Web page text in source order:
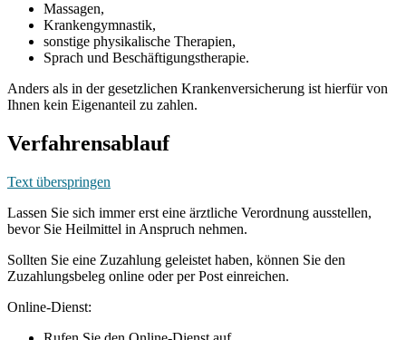
Massagen,
Krankengymnastik,
sonstige physikalische Therapien,
Sprach und Beschäftigungstherapie.
Anders als in der gesetzlichen Krankenversicherung ist hierfür von
Ihnen kein Eigenanteil zu zahlen.
Verfahrensablauf
Text überspringen
Lassen Sie sich immer erst eine ärztliche Verordnung ausstellen,
bevor Sie Heilmittel in Anspruch nehmen.
Sollten Sie eine Zuzahlung geleistet haben, können Sie den
Zuzahlungsbeleg online oder per Post einreichen.
Online-Dienst: